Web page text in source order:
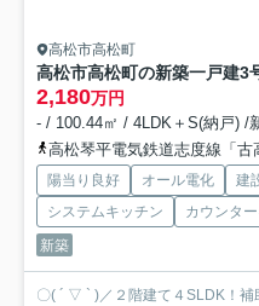
高松市高松町
高松市高松町の新築一戸建3
2,180万円
- / 100.44㎡ / 4LDK＋S(納戸) /
高松琴平電気鉄道志度線「古
陽当り良好 オール電化 建
システムキッチン
カウンタ
新築
〇( ´ ▽ ` )／２階建て４SLDK！